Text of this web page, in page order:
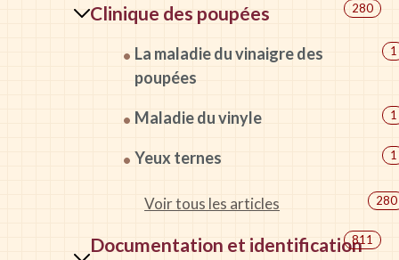
Clinique des poupées 280
La maladie du vinaigre des
poupées
1
Maladie du vinyle 1
Yeux ternes 1
Voir tous les articles 280
Documentation et identification811